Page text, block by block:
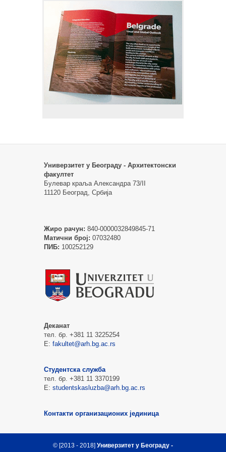
Универзитет у Београду - Архитектонски
факултет
Булевар краља Александра 73/II
11120 Београд, Србија
Жиро рачун: 840-0000032849845-71
Матични број: 07032480
ПИБ: 100252129
Деканат
тел. бр. +381 11 3225254
Е: fakultet@arh.bg.ac.rs
Студентска служба
тел. бр. +381 11 3370199
Е: studentskasluzba@arh.bg.ac.rs
Контакти организационих јединица
© [2013 - 2018] Универзитет у Београду -